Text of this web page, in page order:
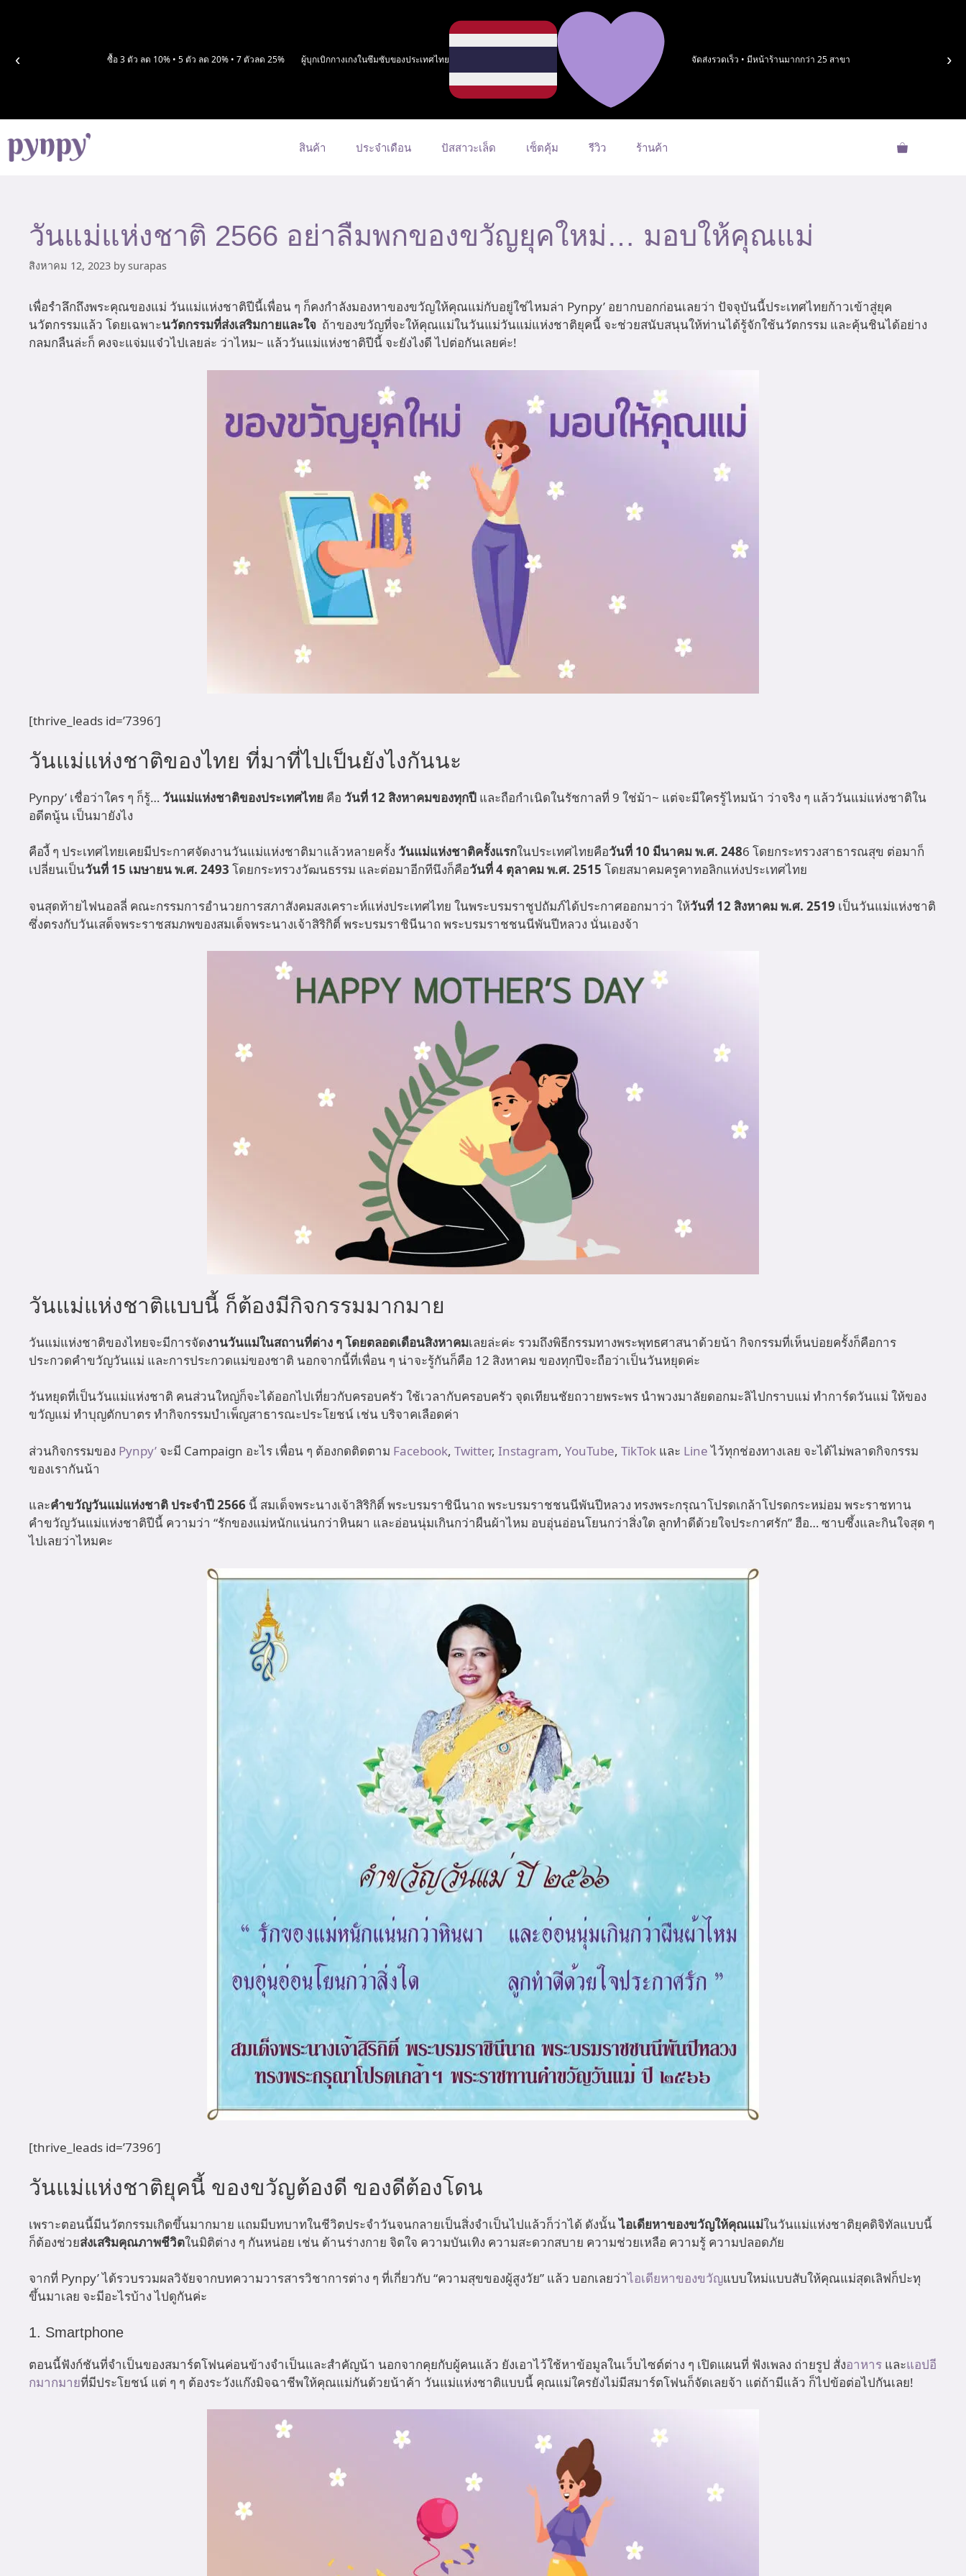
‹ ซื้อ 3 ตัว ลด 10% • 5 ตัว ลด 20% • 7 ตัวลด 25% ผู้บุกเบิกกางเกงในซึมซับของประเทศไทย จัดส่งรวดเร็ว • มีหน้าร้านมากกว่า 25 สาขา ›
สินค้า ประจำเดือน ปัสสาวะเล็ด เซ็ตคุ้ม รีวิว ร้านค้า
วันแม่แห่งชาติ 2566 อย่าลืมพกของขวัญยุคใหม่… มอบให้คุณแม่
สิงหาคม 12, 2023 bysurapas
เพื่อรำลึกถึงพระคุณของแม่ วันแม่แห่งชาติปีนี้เพื่อน ๆ ก็คงกำลังมองหาของขวัญให้คุณแม่กับอยู่ใช่ไหมล่า Pynpy’ อยากบอกก่อนเลยว่า ปัจจุบันนี้ประเทศไทยก้าวเข้าสู่ยุค
นวัตกรรมแล้ว โดยเฉพาะนวัตกรรมที่ส่งเสริมกายและใจ ถ้าของขวัญที่จะให้คุณแม่ในวันแม่วันแม่แห่งชาติยุคนี้ จะช่วยสนับสนุนให้ท่านได้รู้จักใช้นวัตกรรม และคุ้นชินได้อย่าง
กลมกลืนล่ะก็ คงจะแจ่มแจ๋วไปเลยล่ะ ว่าไหม~ แล้ววันแม่แห่งชาติปีนี้ จะยังไงดี ไปต่อกันเลยค่ะ!
[thrive_leads id=’7396′]
วันแม่แห่งชาติของไทย ที่มาที่ไปเป็นยังไงกันนะ
Pynpy’ เชื่อว่าใคร ๆ ก็รู้… วันแม่แห่งชาติของประเทศไทย คือ วันที่ 12 สิงหาคมของทุกปี และถือกำเนิดในรัชกาลที่ 9 ใช่ม้า~ แต่จะมีใครรู้ไหมน้า ว่าจริง ๆ แล้ววันแม่แห่งชาติใน
อดีตนู้น เป็นมายังไง
คืองี้ ๆ ประเทศไทยเคยมีประกาศจัดงานวันแม่แห่งชาติมาแล้วหลายครั้ง วันแม่แห่งชาติครั้งแรกในประเทศไทยคือวันที่ 10 มีนาคม พ.ศ. 2486 โดยกระทรวงสาธารณสุข ต่อมาก็
เปลี่ยนเป็นวันที่ 15 เมษายน พ.ศ. 2493 โดยกระทรวงวัฒนธรรม และต่อมาอีกทีนึงก็คือวันที่ 4 ตุลาคม พ.ศ. 2515 โดยสมาคมครูคาทอลิกแห่งประเทศไทย
จนสุดท้ายไฟนอลลี่ คณะกรรมการอำนวยการสภาสังคมสงเคราะห์แห่งประเทศไทย ในพระบรมราชูปถัมภ์ได้ประกาศออกมาว่า ให้วันที่ 12 สิงหาคม พ.ศ. 2519 เป็นวันแม่แห่งชาติ
ซึ่งตรงกับวันเสด็จพระราชสมภพของสมเด็จพระนางเจ้าสิริกิติ์ พระบรมราชินีนาถ พระบรมราชชนนีพันปีหลวง นั่นเองจ้า
วันแม่แห่งชาติแบบนี้ ก็ต้องมีกิจกรรมมากมาย
วันแม่แห่งชาติของไทยจะมีการจัดงานวันแม่ในสถานที่ต่าง ๆ โดยตลอดเดือนสิงหาคมเลยล่ะค่ะ รวมถึงพิธีกรรมทางพระพุทธศาสนาด้วยน้า กิจกรรมที่เห็นบ่อยครั้งก็คือการ
ประกวดคำขวัญวันแม่ และการประกวดแม่ของชาติ นอกจากนี้ที่เพื่อน ๆ น่าจะรู้กันก็คือ 12 สิงหาคม ของทุกปีจะถือว่าเป็นวันหยุดค่ะ
วันหยุดที่เป็นวันแม่แห่งชาติ คนส่วนใหญ่ก็จะได้ออกไปเที่ยวกับครอบครัว ใช้เวลากับครอบครัว จุดเทียนชัยถวายพระพร นำพวงมาลัยดอกมะลิไปกราบแม่ ทำการ์ดวันแม่ ให้ของ
ขวัญแม่ ทำบุญตักบาตร ทำกิจกรรมบำเพ็ญสาธารณะประโยชน์ เช่น บริจาคเลือดค่า
ส่วนกิจกรรมของ Pynpy’ จะมี Campaign อะไร เพื่อน ๆ ต้องกดติดตาม Facebook, Twitter, Instagram, YouTube, TikTok และ Lineไว้ทุกช่องทางเลย จะได้ไม่พลาดกิจกรรม
ของเรากันน้า
และคำขวัญวันแม่แห่งชาติ ประจำปี 2566 นี้ สมเด็จพระนางเจ้าสิริกิติ์ พระบรมราชินีนาถ พระบรมราชชนนีพันปีหลวง ทรงพระกรุณาโปรดเกล้าโปรดกระหม่อม พระราชทาน
คำขวัญวันแม่แห่งชาติปีนี้ ความว่า “รักของแม่หนักแน่นกว่าหินผา และอ่อนนุ่มเกินกว่าผืนผ้าไหม อบอุ่นอ่อนโยนกว่าสิ่งใด ลูกทำดีด้วยใจประกาศรัก” ฮือ… ซาบซึ้งและกินใจสุด ๆ
ไปเลยว่าไหมคะ
[thrive_leads id=’7396′]
วันแม่แห่งชาติยุคนี้ ของขวัญต้องดี ของดีต้องโดน
เพราะตอนนี้มีนวัตกรรมเกิดขึ้นมากมาย แถมมีบทบาทในชีวิตประจำวันจนกลายเป็นสิ่งจำเป็นไปแล้วก็ว่าได้ ดังนั้นไอเดียหาของขวัญให้คุณแม่ในวันแม่แห่งชาติยุคดิจิทัลแบบนี้
ก็ต้องช่วยส่งเสริมคุณภาพชีวิตในมิติต่าง ๆ กันหน่อย เช่น ด้านร่างกาย จิตใจ ความบันเทิง ความสะดวกสบาย ความช่วยเหลือ ความรู้ ความปลอดภัย
จากที่ Pynpy’ ได้รวบรวมผลวิจัยจากบทความวารสารวิชาการต่าง ๆ ที่เกี่ยวกับ “ความสุขของผู้สูงวัย” แล้ว บอกเลยว่าไอเดียหาของขวัญแบบใหม่แบบสับให้คุณแม่สุดเลิฟก็ปะทุ
ขึ้นมาเลย จะมีอะไรบ้าง ไปดูกันค่ะ
1. Smartphone
ตอนนี้ฟังก์ชันที่จำเป็นของสมาร์ตโฟนค่อนข้างจำเป็นและสำคัญน้า นอกจากคุยกับผู้คนแล้ว ยังเอาไว้ใช้หาข้อมูลในเว็บไซต์ต่าง ๆ เปิดแผนที่ ฟังเพลง ถ่ายรูป สั่งอาหาร และแอปอี
กมากมายที่มีประโยชน์ แต่ ๆ ๆ ต้องระวังแก๊งมิจฉาชีพให้คุณแม่กันด้วยน้าค้า วันแม่แห่งชาติแบบนี้ คุณแม่ใครยังไม่มีสมาร์ตโฟนก็จัดเลยจ้า แต่ถ้ามีแล้ว ก็ไปข้อต่อไปกันเลย!